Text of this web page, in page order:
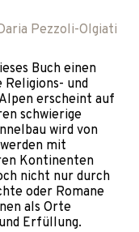
Pezzoli-Olgiati
Buch einen
und
erscheint auf
schwierige
wird von
mit
Kontinenten
nicht nur durch
oder Romane
als Orte
Erfüllung.